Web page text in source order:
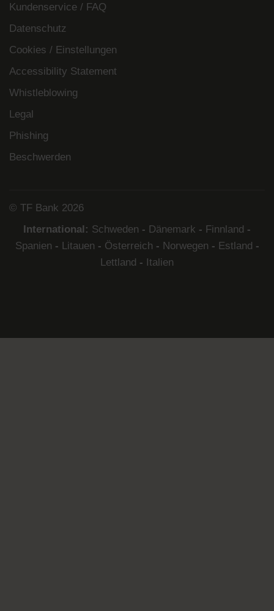
Kundenservice / FAQ
Datenschutz
Cookies / Einstellungen
Accessibility Statement
Whistleblowing
Legal
Phishing
Beschwerden
© TF Bank 2026
International: Schweden - Dänemark - Finnland -
Spanien - Litauen - Österreich - Norwegen - Estland -
Lettland - Italien